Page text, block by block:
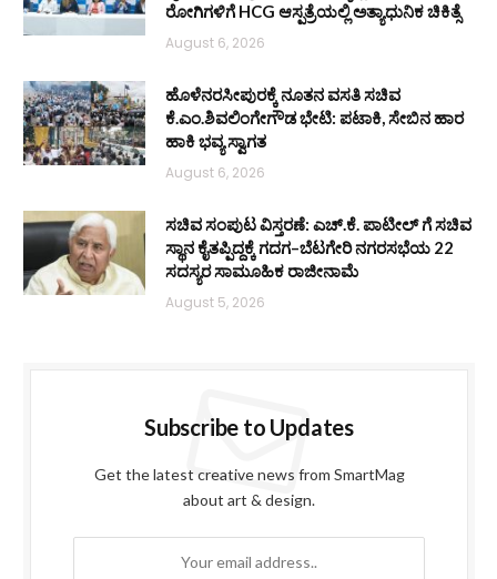
ರೋಗಿಗಳಿಗೆ HCG ಆಸ್ಪತ್ರೆಯಲ್ಲಿ ಅತ್ಯಾಧುನಿಕ ಚಿಕಿತ್ಸೆ
August 6, 2026
ಹೊಳೆನರಸೀಪುರಕ್ಕೆ ನೂತನ ವಸತಿ ಸಚಿವ
ಕೆ.ಎಂ.ಶಿವಲಿಂಗೇಗೌಡ ಭೇಟಿ: ಪಟಾಕಿ, ಸೇಬಿನ ಹಾರ
ಹಾಕಿ ಭವ್ಯ ಸ್ವಾಗತ
August 6, 2026
ಸಚಿವ ಸಂಪುಟ ವಿಸ್ತರಣೆ: ಎಚ್.ಕೆ. ಪಾಟೀಲ್ ಗೆ ಸಚಿವ
ಸ್ಥಾನ ಕೈತಪ್ಪಿದ್ದಕ್ಕೆ ಗದಗ–ಬೆಟಗೇರಿ ನಗರಸಭೆಯ 22
ಸದಸ್ಯರ ಸಾಮೂಹಿಕ ರಾಜೀನಾಮೆ
August 5, 2026
Subscribe to Updates
Get the latest creative news from SmartMag
about art & design.